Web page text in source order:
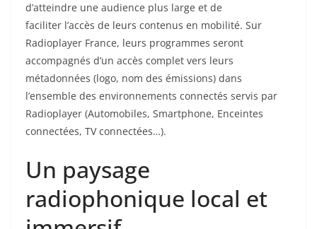
d’atteindre une audience plus large et de
faciliter l’accès de leurs contenus en mobilité. Sur
Radioplayer France, leurs programmes seront
accompagnés d’un accès complet vers leurs
métadonnées (logo, nom des émissions) dans
l’ensemble des environnements connectés servis par
Radioplayer (Automobiles, Smartphone, Enceintes
connectées, TV connectées…).
Un paysage
radiophonique local et